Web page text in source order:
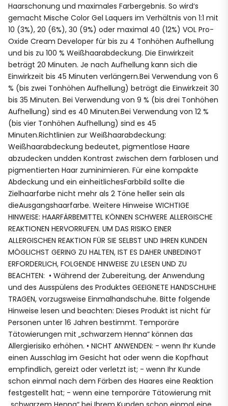
Haarschonung und maximales Farbergebnis. So wird‘s
gemacht Mische Color Gel Laquers im Verhältnis von 1:1 mit
10 (3%), 20 (6%), 30 (9%) oder maximal 40 (12%) VOL Pro-
Oxide Cream Developer für bis zu 4 Tonhöhen Aufhellung
und bis zu 100 % Weißhaarabdeckung. Die Einwirkzeit
beträgt 20 Minuten. Je nach Aufhellung kann sich die
Einwirkzeit bis 45 Minuten verlängern.Bei Verwendung von 6
% (bis zwei Tonhöhen Aufhellung) beträgt die Einwirkzeit 30
bis 35 Minuten. Bei Verwendung von 9 % (bis drei Tonhöhen
Aufhellung) sind es 40 Minuten.Bei Verwendung von 12 %
(bis vier Tonhöhen Aufhellung) sind es 45
Minuten.Richtlinien zur Weißhaarabdeckung:
Weißhaarabdeckung bedeutet, pigmentlose Haare
abzudecken undden Kontrast zwischen dem farblosen und
pigmentierten Haar zuminimieren. Für eine kompakte
Abdeckung und ein einheitlichesFarbbild sollte die
Zielhaarfarbe nicht mehr als 2 Töne heller sein als
dieAusgangshaarfarbe. Weitere Hinweise WICHTIGE
HINWEISE: HAARFÄRBEMITTEL KÖNNEN SCHWERE ALLERGISCHE
REAKTIONEN HERVORRUFEN. UM DAS RISIKO EINER
ALLERGISCHEN REAKTION FÜR SIE SELBST UND IHREN KUNDEN
MÖGLICHST GERING ZU HALTEN, IST ES DAHER UNBEDINGT
ERFORDERLICH, FOLGENDE HINWEISE ZU LESEN UND ZU
BEACHTEN: • Während der Zubereitung, der Anwendung
und des Ausspülens des Produktes GEEIGNETE HANDSCHUHE
TRAGEN, vorzugsweise Einmalhandschuhe. Bitte folgende
Hinweise lesen und beachten: Dieses Produkt ist nicht für
Personen unter 16 Jahren bestimmt. Temporäre
Tätowierungen mit „schwarzem Henna“ können das
Allergierisiko erhöhen. • NICHT ANWENDEN: - wenn Ihr Kunde
einen Ausschlag im Gesicht hat oder wenn die Kopfhaut
empfindlich, gereizt oder verletzt ist; - wenn Ihr Kunde
schon einmal nach dem Färben des Haares eine Reaktion
festgestellt hat; - wenn eine temporäre Tätowierung mit